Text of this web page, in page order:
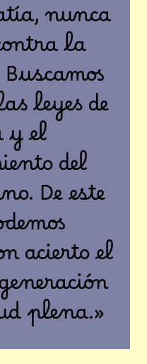
nunca
la
leyes de
y el
del
De este
acierto el
plena.»